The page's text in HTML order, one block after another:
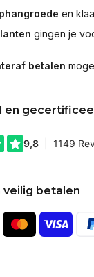
en
gingen je
betalen
en
veilig betalen